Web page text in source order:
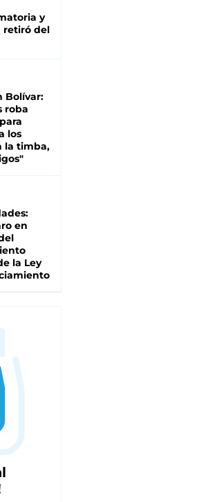
y
retiró del
Bolívar:
roba
los
la timba,
en
la Ley